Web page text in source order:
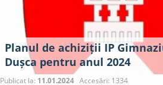
Planul de achiziții IP
Dușca pentru anul 2024
Publicat la: 11.01.2024 Accesări: 1334